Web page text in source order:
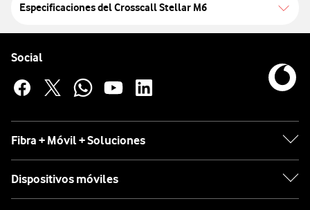
Especificaciones delCrosscall Stellar M6
Social
Fibra + Móvil + Soluciones
Dispositivos móviles